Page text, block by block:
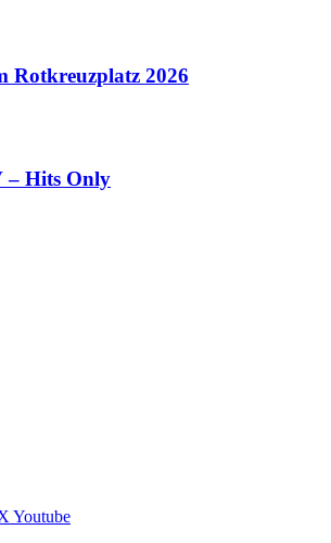
Rotkreuzplatz 2026
– Hits Only
Youtube